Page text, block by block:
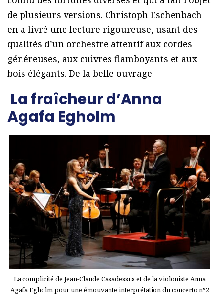
de plusieurs versions. Christoph Eschenbach
en a livré une lecture rigoureuse, usant des
qualités d’un orchestre attentif aux cordes
généreuses, aux cuivres flamboyants et aux
bois élégants. De la belle ouvrage.
La fraîcheur d’Anna
Agafa Egholm
La complicité de Jean-Claude Casadessus et de la violoniste Anna
Agafa Egholm pour une émouvante interprétation du concerto n°2